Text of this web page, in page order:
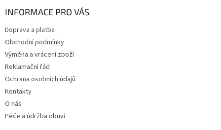
INFORMACE PRO VÁS
Doprava a platba
Obchodní podmínky
Výměna a vrácení zboží
Reklamační řád
Ochrana osobních údajů
Kontakty
O nás
Péče a údržba obuvi